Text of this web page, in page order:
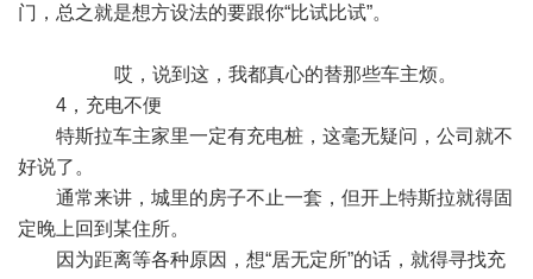
门，总之就是想方设法的要跟你“比试比试”。
哎，说到这，我都真心的替那些车主烦。
4，充电不便
特斯拉车主家里一定有充电桩，这毫无疑问，公司就不
好说了。
通常来讲，城里的房子不止一套，但开上特斯拉就得固
定晚上回到某住所。
因为距离等各种原因，想“居无定所”的话，就得寻找充